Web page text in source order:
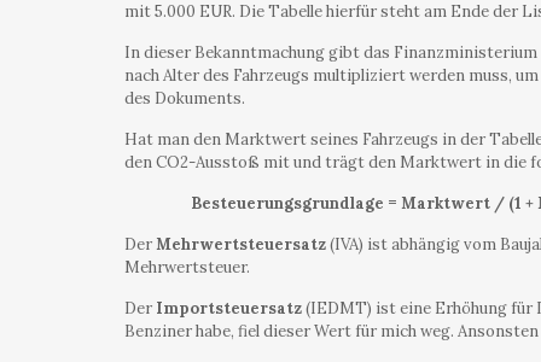
mit 5.000 EUR. Die Tabelle hierfür steht am Ende der
In dieser Bekanntmachung gibt das
nach Alter des Fahrzeugs multipliziert werden muss,
des Dokuments.
Hat man den Marktwert seines Fahrzeugs in der
den CO2-Ausstoß mit und trägt den Marktwert in die
Besteuerungsgrundlage = Marktwert / (1
DerMehrwertsteuersatz(IVA) ist abhängig vom
Mehrwertsteuer.
Der Importsteuersatz(IEDMT) ist eine Erhöhung für
Benziner habe, fiel dieser Wert für mich weg.